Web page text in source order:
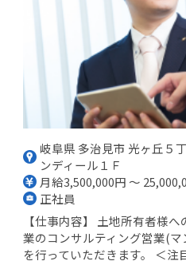
岐阜県 多治見市 光ヶ丘
ンディール１Ｆ
月給3,500,000円 ～
正社員
【仕事内容】 土地所有者様
業のコンサルティング営業(
を行っていただきます。 ＜注